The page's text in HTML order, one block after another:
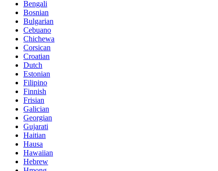
Bengali
Bosnian
Bulgarian
Cebuano
Chichewa
Corsican
Croatian
Dutch
Estonian
Filipino
Finnish
Frisian
Galician
Georgian
Gujarati
Haitian
Hausa
Hawaiian
Hebrew